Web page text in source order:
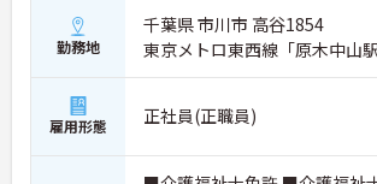
勤務地
千葉県 市川市 高谷1854
東京メトロ東西線「原木中山
雇用形態 正社員(正職員)